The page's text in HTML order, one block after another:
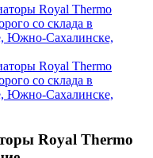
Royal Thermo